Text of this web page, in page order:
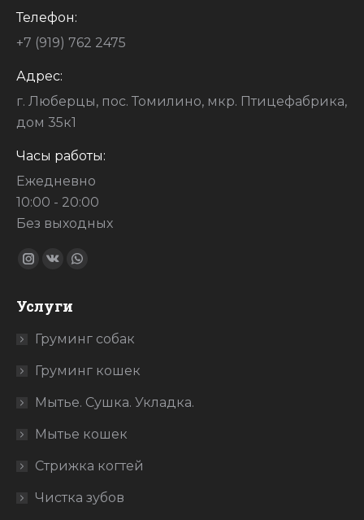
Телефон:
+7 (919) 762 2475
Адрес:
г. Люберцы, пос. Томилино, мкр. Птицефабрика,
дом 35к1
Часы работы:
Ежедневно
10:00 - 20:00
Без выходных
Ищите нас:
Страница
открывается
окне
Страница
открывается
окне
Страница
окне
Услуги
Груминг собак
Груминг кошек
Мытье. Сушка. Укладка.
Мытье кошек
Стрижка когтей
Чистка зубов